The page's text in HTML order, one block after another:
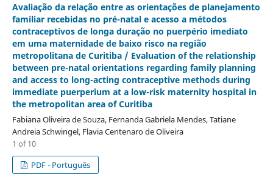
Avaliação da relação entre as orientações de planejamento
familiar recebidas no pré-natal e acesso a métodos
contraceptivos de longa duração no puerpério imediato
em uma maternidade de baixo risco na região
metropolitana de Curitiba / Evaluation of the relationship
between pre-natal orientations regarding family planning
and access to long-acting contraceptive methods during
immediate puerperium at a low-risk maternity hospital in
the metropolitan area of Curitiba
Fabiana Oliveira de Souza, Fernanda Gabriela Mendes, Tatiane
Andreia Schwingel, Flavia Centenaro de Oliveira
1 of 10
PDF - Português